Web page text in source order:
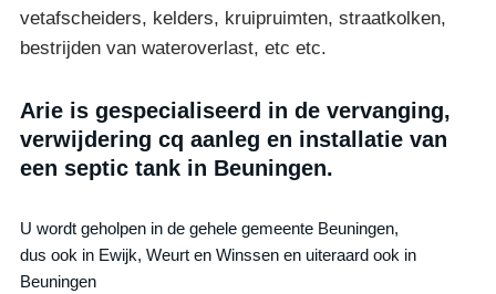
vetafscheiders, kelders, kruipruimten, straatkolken,
bestrijden van wateroverlast, etc etc.
Arie is gespecialiseerd in de vervanging,
verwijdering cq aanleg en installatie van
een septic tank in Beuningen.
U wordt geholpen in de gehele gemeente Beuningen,
dus ook in Ewijk, Weurt en Winssen en uiteraard ook in
Beuningen